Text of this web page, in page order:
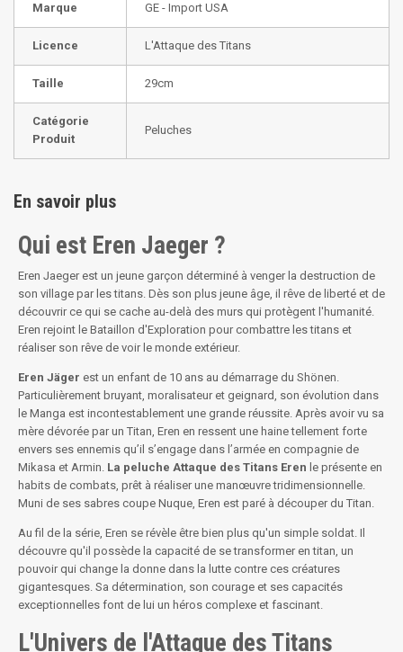
Marque GE - Import USA
Licence L'Attaque des Titans
Taille 29cm
Catégorie
Produit
Peluches
En savoir plus
Qui est Eren Jaeger ?
Eren Jaeger est un jeune garçon déterminé à venger la destruction de
son village par les titans. Dès son plus jeune âge, il rêve de liberté et de
découvrir ce qui se cache au-delà des murs qui protègent l'humanité.
Eren rejoint le Bataillon d'Exploration pour combattre les titans et
réaliser son rêve de voir le monde extérieur.
Eren Jäger est un enfant de 10 ans au démarrage du Shönen.
Particulièrement bruyant, moralisateur et geignard, son évolution dans
le Manga est incontestablement une grande réussite. Après avoir vu sa
mère dévorée par un Titan, Eren en ressent une haine tellement forte
envers ses ennemis qu’il s’engage dans l’armée en compagnie de
Mikasa et Armin. La peluche Attaque des Titans Eren le présente en
habits de combats, prêt à réaliser une manœuvre tridimensionnelle.
Muni de ses sabres coupe Nuque, Eren est paré à découper du Titan.
Au fil de la série, Eren se révèle être bien plus qu'un simple soldat. Il
découvre qu'il possède la capacité de se transformer en titan, un
pouvoir qui change la donne dans la lutte contre ces créatures
gigantesques. Sa détermination, son courage et ses capacités
exceptionnelles font de lui un héros complexe et fascinant.
L'Univers de l'Attaque des Titans